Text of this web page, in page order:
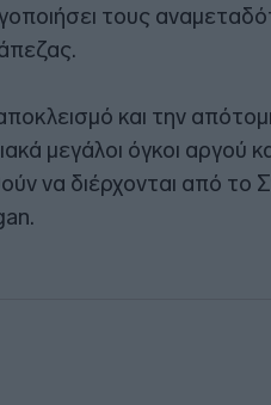
τους
και την
μεγάλοι όγκοι αργού
να διέρχονται από το